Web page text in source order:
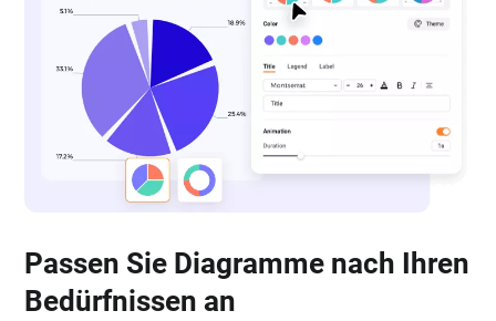
Passen Sie Diagramme nach Ihren
Bedürfnissen an